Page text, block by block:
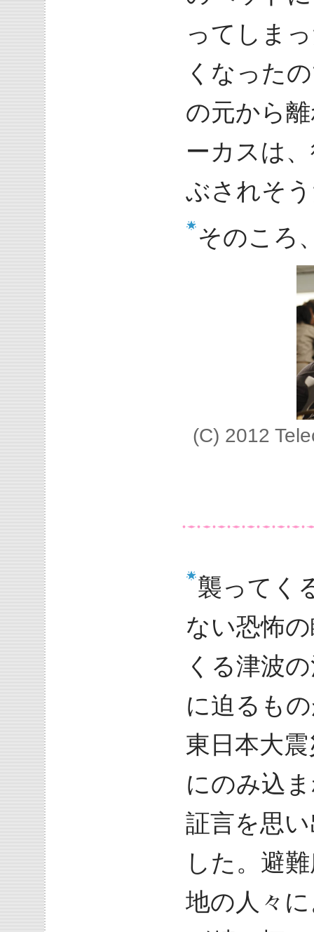
ってしま
くなった
の元から
ーカスは
ぶされそ
そのころ
(C) 2012
襲ってく
ない恐怖
くる津波
に迫るも
東日本大
にのみ込
証言を思
した。避
地の人々